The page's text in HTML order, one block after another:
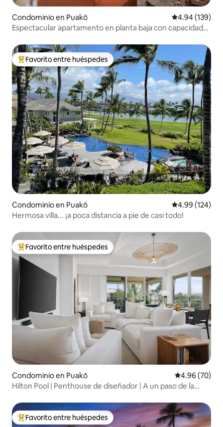
Condominio en Puakō Calificación
4.94 (139)
Espectacular apartamento en planta baja con capacidad
De los mejores en Favorito entre huéspedes
Favorito entre huéspedes
Condominio en Puakō Calificación
4.99 (124)
Hermosa villa... ¡a poca distancia a pie de casi todo!
De los mejores en Favorito entre huéspedes
Favorito entre huéspedes
Condominio en Puakō Calificación
4.96 (70)
Hilton Pool | Penthouse de diseñador | A un paso de la
De los mejores en Favorito entre huéspedes
Favorito entre huéspedes